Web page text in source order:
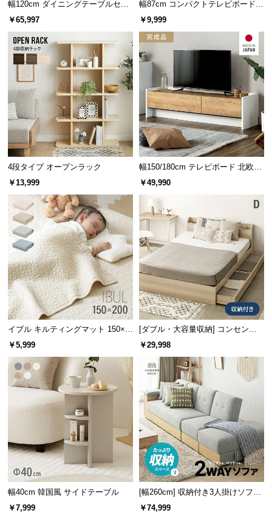
※シートの色は写真と異なる場合があります。
大容量のベッド下収納
ベッド下は便利な4杯の引き出し収納付き。ワンルー
横幅 奥行き 高さ
内寸 約94㎝ 約35㎝
片側引き出し付きは別ページです
現在ご覧のページは両側引き出し（4杯）タイプ
です。
片側（2杯）引き出し収納付きをご希望の方は、
以下よりお買い求めください。
幅120cm ダイニングテーブルセッ
ト ソファダイニング 3点セット C
￥65,997
幅87cm コンパクトテレビボード 3
2V型対応 扉収納 オープン収納
￥9,999
4段タイプ オープンラック
￥13,999
幅150/180cm テレビボード 北欧デ
ザイン 収納付き TOT-018
￥49,990
イブル キルティングマット 150×2
00cm コットン100%
￥5,999
[ダブル・大容量収納] コンセント
機能付きベッド 収納左右組み換え
￥29,998
幅40cm 韓国風 サイドテーブル
￥7,999
[幅260cm] 収納付き3人掛けソファ
メランジファブリックタイプ
￥74,999